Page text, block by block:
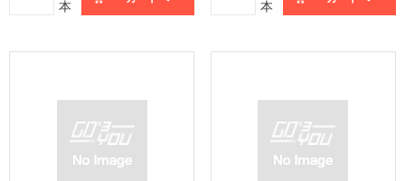
本 本